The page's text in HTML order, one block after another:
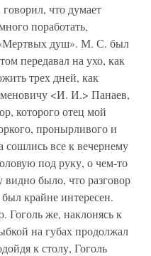
говорил, что думает
поработать,
«Мертвых душ». М. С. был
передавал на ухо, как
трех дней, как
<И. И.> Панаев,
которого отец мой
пронырливого и
все к вечернему
под руку, о чем-то
видно было, что разговор
крайне интересен.
же, наклонясь к
на губах продолжал
к столу, Гоголь